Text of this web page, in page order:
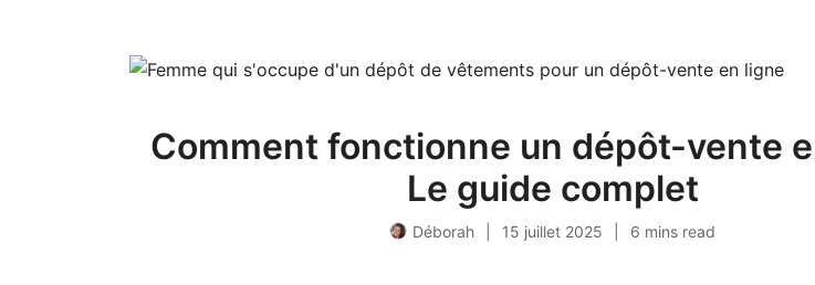
Comment fonctionne un dépôt-vente
Le guide complet
Déborah 15 juillet 2025 6 mins read